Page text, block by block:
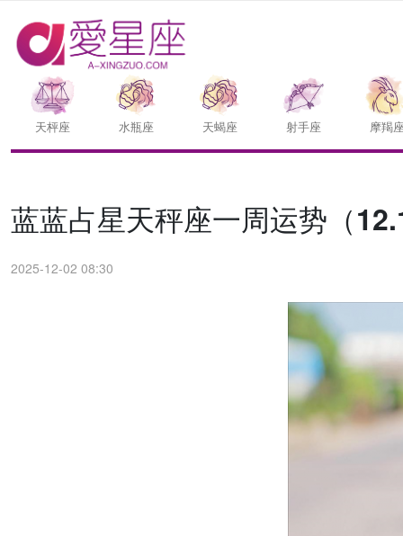
天枰座 水瓶座 天蝎座 射手座 摩羯
蓝蓝占星天秤座一周运势（
2025-12-02 08:30